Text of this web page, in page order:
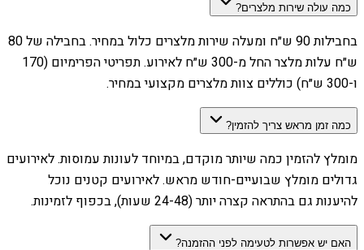
כמה עולה שירות מלצרים?
בחבילות 90 ש״ח ומעלה שירות מלצרים כלול במחיר. בחבילה של 80
ש״ח עלות מלצר החל מ-300 ש״ח לאירוע. תפריטי הפרימיום (170
ו-300 ש״ח) כוללים צוות מלצרים מקצועי במחיר.
כמה זמן מראש צריך להזמין?
מומלץ להזמין כמה שיותר מוקדם, במיוחד לעונות עמוסות. לאירועים
גדולים מומלץ שבועיים-חודש מראש. לאירועים קטנים נוכל
להיענות גם בהתראה קצרה יותר (24-48 שעות), בכפוף לזמינות.
האם יש אפשרות לטעימה לפני ההזמנה?